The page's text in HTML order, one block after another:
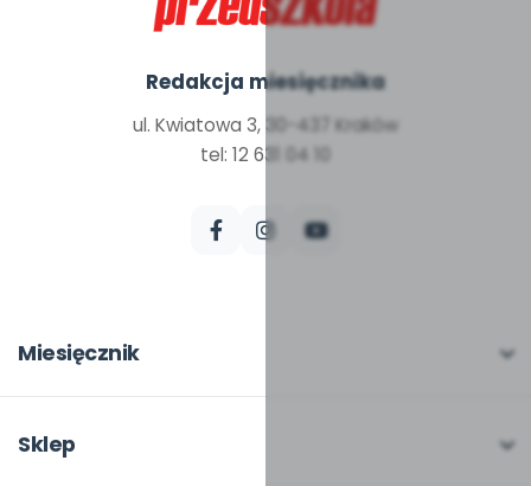
Redakcja miesięcznika
ul. Kwiatowa 3, 30-437 Kraków
tel: 12 631 04 10
Miesięcznik
W numerze
Sklep